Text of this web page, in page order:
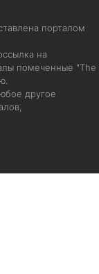
порталом
на
помеченные "The
другое